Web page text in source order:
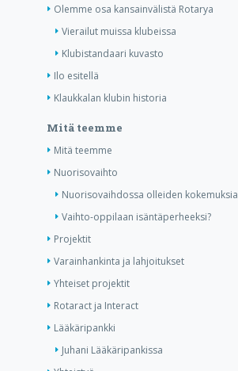
Olemme osa kansainvälistä Rotarya
Vierailut muissa klubeissa
Klubistandaari kuvasto
Ilo esitellä
Klaukkalan klubin historia
Mitä teemme
Mitä teemme
Nuorisovaihto
Nuorisovaihdossa olleiden kokemuksia
Vaihto-oppilaan isäntäperheeksi?
Projektit
Varainhankinta ja lahjoitukset
Yhteiset projektit
Rotaract ja Interact
Lääkäripankki
Juhani Lääkäripankissa